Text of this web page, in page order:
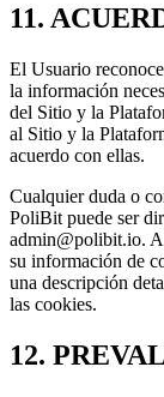
11.
El Usuario
la información
del Sitio y la
al Sitio y la
acuerdo con ellas.
Cualquier duda o
PoliBit puede ser
admin@polibit.io.
su información de
una descripción
las cookies.
12.